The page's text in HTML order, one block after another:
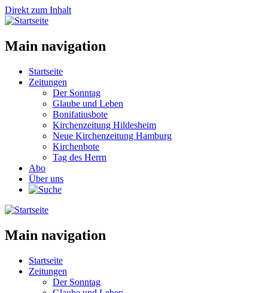
Direkt zum Inhalt
Main navigation
Startseite
Zeitungen
Der Sonntag
Glaube und Leben
Bonifatiusbote
Kirchenzeitung Hildesheim
Neue Kirchenzeitung Hamburg
Kirchenbote
Tag des Herrn
Abo
Über uns
Main navigation
Startseite
Zeitungen
Der Sonntag